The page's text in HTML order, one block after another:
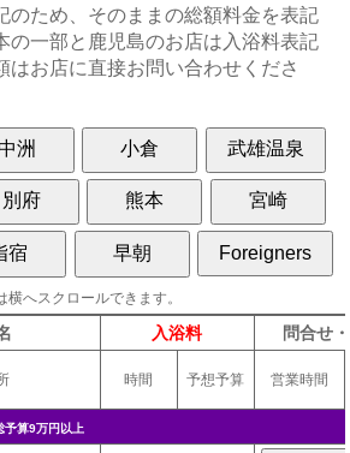
のため、そのままの総額料金を表記
の一部と鹿児島のお店は入浴料表記
はお店に直接お問い合わせくださ
横へスクロールできます。
入浴料 問合せ
時間 予想予算 営業時間
算9万円以上